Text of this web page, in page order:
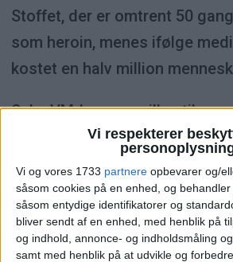
Vi respekterer
Vi og vores 1733 partnere opbevarer og/
såsom cookies på en enhed, og behandler
såsom entydige identifikatorer og
bliver sendt af en enhed, med henblik på
og indhold, annonce- og indholdsmåling
samt med henblik på at udvikle og
Stoffet, der er omtrent 50
som heroin, menes ifølge
kostet en halv million
Seks VM-kampe spilles til
San Francisco.
SAN FRANCISCO FLY
VM 2026
TENDERLOIN